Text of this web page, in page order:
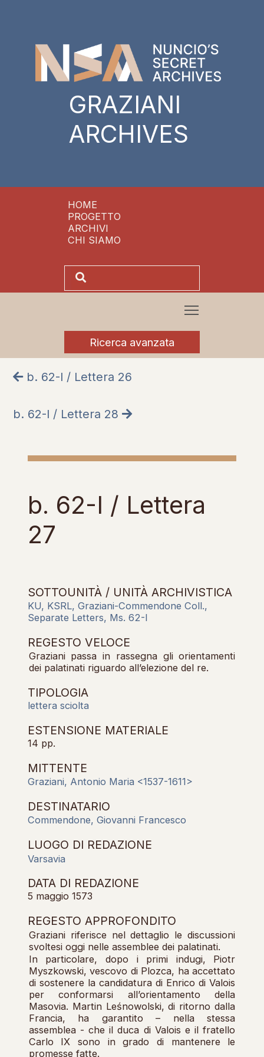
GRAZIANI
ARCHIVES
HOME
PROGETTO
ARCHIVI
CHI SIAMO
Ricerca avanzata
b. 62-I / Lettera 26
b. 62-I / Lettera 28
b. 62-I / Lettera
27
SOTTOUNITÀ / UNITÀ ARCHIVISTICA
KU, KSRL, Graziani-Commendone Coll.,
Separate Letters, Ms. 62-I
REGESTO VELOCE
Graziani passa in rassegna gli orientamenti
dei palatinati riguardo all’elezione del re.
TIPOLOGIA
lettera sciolta
ESTENSIONE MATERIALE
14 pp.
MITTENTE
Graziani, Antonio Maria <1537-1611>
DESTINATARIO
Commendone, Giovanni Francesco
LUOGO DI REDAZIONE
Varsavia
DATA DI REDAZIONE
5 maggio 1573
REGESTO APPROFONDITO
Graziani riferisce nel dettaglio le discussioni
svoltesi oggi nelle assemblee dei palatinati.
In particolare, dopo i primi indugi, Piotr
Myszkowski, vescovo di Plozca, ha accettato
di sostenere la candidatura di Enrico di Valois
per conformarsi all’orientamento della
Masovia. Martin Leśnowolski, di ritorno dalla
Francia, ha garantito – nella stessa
assemblea - che il duca di Valois e il fratello
Carlo IX sono in grado di mantenere le
promesse fatte.